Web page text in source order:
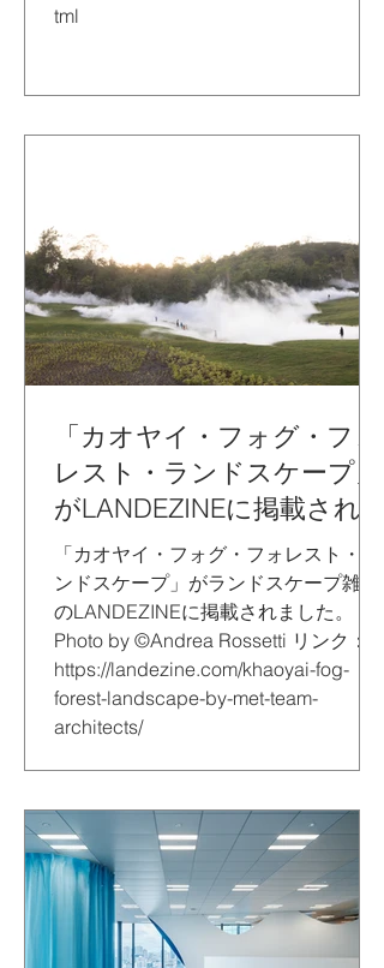
tml
「カオヤイ・フォグ・フォ
レスト・ランドスケープ」
がLANDEZINEに掲載され
ました。
「カオヤイ・フォグ・フォレスト・ラ
ンドスケープ」がランドスケープ雑誌
のLANDEZINEに掲載されました。
Photo by ©Andrea Rossetti リンク：
https://landezine.com/khaoyai-fog-
forest-landscape-by-met-team-
architects/